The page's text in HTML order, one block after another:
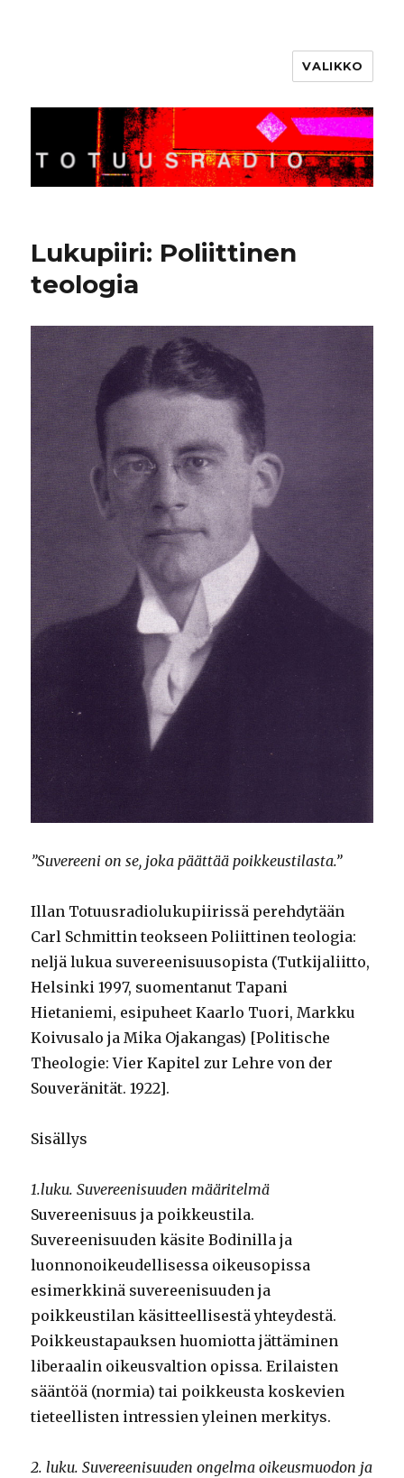
VALIKKO
Lukupiiri: Poliittinen
teologia
”Suvereeni on se, joka päättää poikkeustilasta.”
Illan Totuusradiolukupiirissä perehdytään
Carl Schmittin teokseen Poliittinen teologia:
neljä lukua suvereenisuusopista (Tutkijaliitto,
Helsinki 1997, suomentanut Tapani
Hietaniemi, esipuheet Kaarlo Tuori, Markku
Koivusalo ja Mika Ojakangas) [Politische
Theologie: Vier Kapitel zur Lehre von der
Souveränität. 1922].
Sisällys
1.luku. Suvereenisuuden määritelmä
Suvereenisuus ja poikkeustila.
Suvereenisuuden käsite Bodinilla ja
luonnonoikeudellisessa oikeusopissa
esimerkkinä suvereenisuuden ja
poikkeustilan käsitteellisestä yhteydestä.
Poikkeustapauksen huomiotta jättäminen
liberaalin oikeusvaltion opissa. Erilaisten
sääntöä (normia) tai poikkeusta koskevien
tieteellisten intressien yleinen merkitys.
2. luku. Suvereenisuuden ongelma oikeusmuodon ja